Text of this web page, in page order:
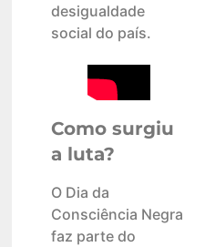
desigualdade
social do país.
Como surgiu
a luta?
O Dia da
Consciência Negra
faz parte do